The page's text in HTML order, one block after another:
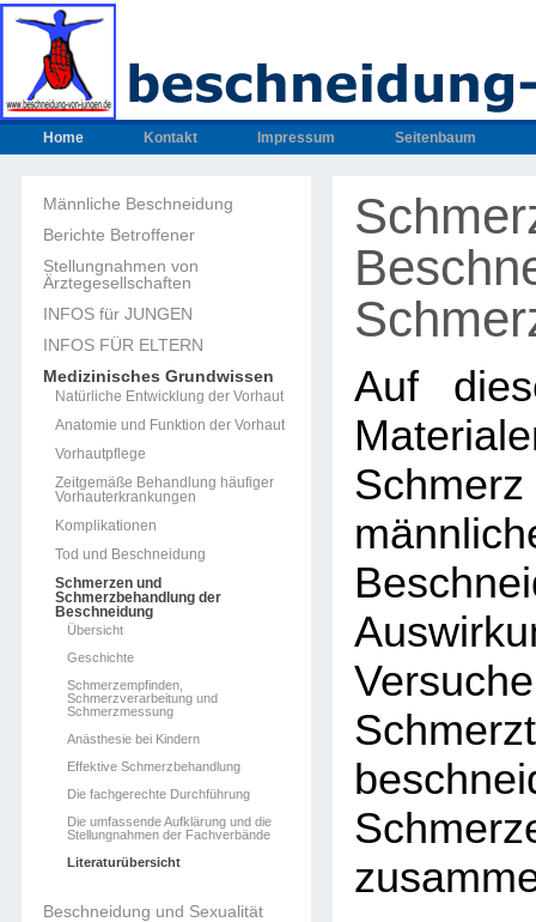
Home Kontakt Impressum Seitenbaum
Männliche Beschneidung
Berichte Betroffener
Stellungnahmen von
Ärztegesellschaften
INFOS für JUNGEN
INFOS FÜR ELTERN
Medizinisches Grundwissen
Natürliche Entwicklung der Vorhaut
Anatomie und Funktion der Vorhaut
Vorhautpflege
Zeitgemäße Behandlung häufiger
Vorhauterkrankungen
Komplikationen
Tod und Beschneidung
Schmerzen und
Schmerzbehandlung der
Beschneidung
Übersicht
Geschichte
Schmerzempfinden,
Schmerzverarbeitung und
Schmerzmessung
Anästhesie bei Kindern
Effektive Schmerzbehandlung
Die fachgerechte Durchführung
Die umfassende Aufklärung und die
Stellungnahmen der Fachverbände
Literaturübersicht
Beschneidung und Sexualität
Auf